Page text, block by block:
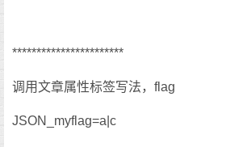
***********************
调用文章属性标签写法，flag
JSON_myflag=a|c